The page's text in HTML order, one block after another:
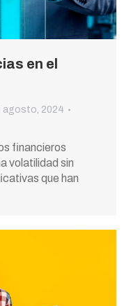
en el
agosto, 2024
financieros
volatilidad sin
que han